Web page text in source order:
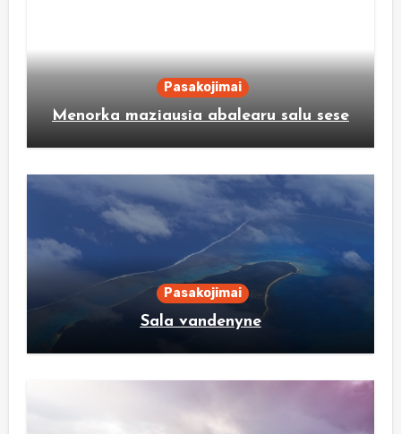
Pasakojimai
Menorka maziausia abalearu salu sese
Pasakojimai
Sala vandenyne